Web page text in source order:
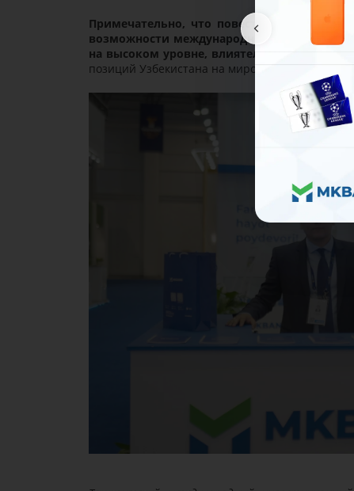
Примечательно, что повестка дня
возможности международным инвесторам.
на высоком уровне, влиятельных встречах и
позиций Узбекистана на мировой